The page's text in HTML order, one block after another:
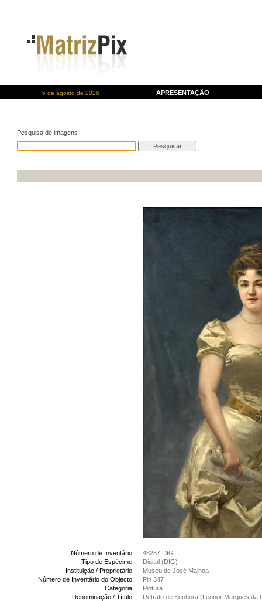
6 de agosto de 2026 APRESENTAÇÃO
Pesquisa de imagens
Número de Inventário:
48287 DIG
Tipo de Espécime:
Digital (DIG)
Instituição / Proprietário:
Museu de José Malhoa
Número de Inventário do Objecto:
Pin 347
Categoria:
Pintura
Denominação / Título:
Retrato de Senhora (Leonor Marques da